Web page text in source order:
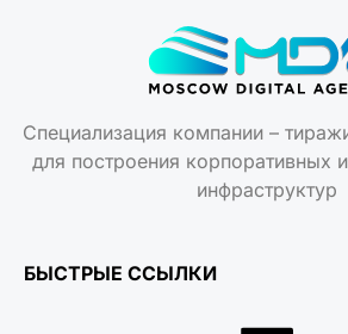
Специализация компании –
для построения корпоративных
инфраструктур
БЫСТРЫЕ ССЫЛКИ